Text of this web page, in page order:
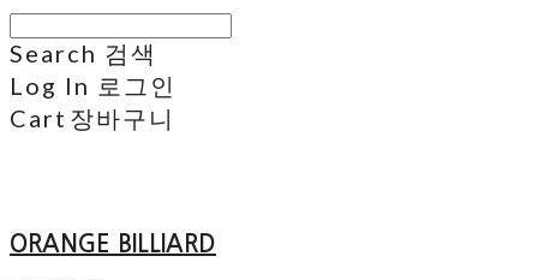
Search 검색
Log In 로그인
Cart 장바구니
ORANGE BILLIARD